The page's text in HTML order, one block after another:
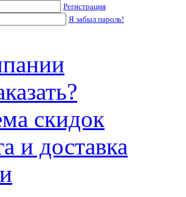
Регистрация
Я забыл пароль!
скидок
и доставка